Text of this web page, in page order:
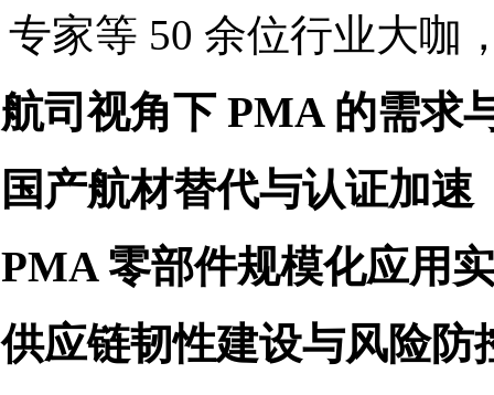
专家等 50 余位行业大咖
航司视角下 PMA 的需求
国产航材替代与认证加速
PMA 零部件规模化应用
供应链韧性建设与风险防